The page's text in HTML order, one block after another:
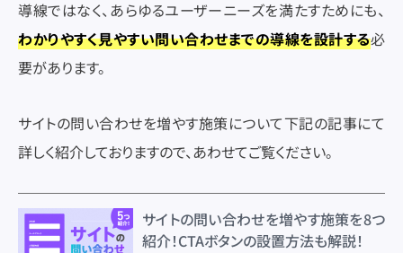
導線ではなく、あらゆるユーザーニーズを満たすためにも、
わかりやすく見やすい問い合わせまでの導線を設計する必
要があります。
サイトの問い合わせを増やす施策について下記の記事にて
詳しく紹介しておりますので、あわせてご覧ください。
サイトの問い合わせを増やす施策を8つ
紹介！CTAボタンの設置方法も解説！